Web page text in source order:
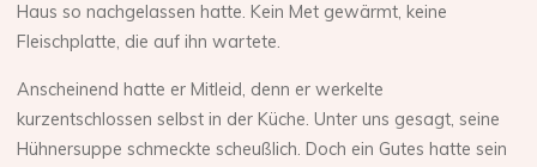
Haus so nachgelassen hatte. Kein Met gewärmt, keine
Fleischplatte, die auf ihn wartete.
Anscheinend hatte er Mitleid, denn er werkelte
kurzentschlossen selbst in der Küche. Unter uns gesagt, seine
Hühnersuppe schmeckte scheußlich. Doch ein Gutes hatte sein